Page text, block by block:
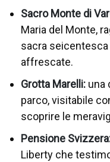
Sacro Monte di
Maria del Monte,
sacra
affrescate.
Grotta Marelli: una
parco, visitabile
scoprire le
Pensione
Liberty che